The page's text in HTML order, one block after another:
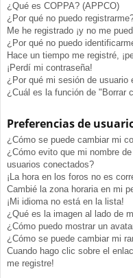
¿Qué es COPPA? (APPCO)
¿Por qué no puedo
Me he registrado ¡y no me
¿Por qué no puedo
Hace un tiempo me registré,
¡Perdí mi contraseña!
¿Por qué mi sesión de usuario
¿Cuál es la función de "Borrar
Preferencias de
¿Cómo se puede cambiar mi
¿Cómo evito que mi nombre
usuarios conectados?
¡La hora en los foros no es
Cambié la zona horaria en mi
¡Mi idioma no está en la lista!
¿Qué es la imagen al lado de
¿Cómo puedo mostrar un
¿Cómo se puede cambiar mi
Cuando hago clic sobre el
me registre!